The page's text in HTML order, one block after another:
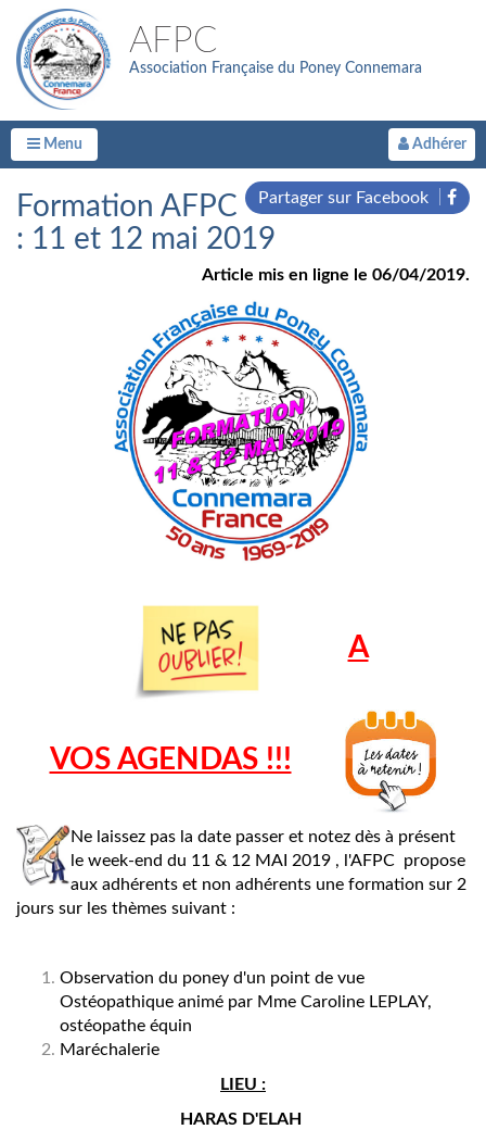
AFPC
Association Française du Poney Connemara
Menu Adhérer
Partager sur Facebook
Formation AFPC
: 11 et 12 mai 2019
Article mis en ligne le 06/04/2019.
A
VOS AGENDAS !!!
Ne laissez pas la date passer et notez dès à présent
le week-end du 11 & 12 MAI 2019 , l'AFPC propose
aux adhérents et non adhérents une formation sur 2
jours sur les thèmes suivant :
Observation du poney d'un point de vue
Ostéopathique animé par Mme Caroline LEPLAY,
ostéopathe équin
Maréchalerie
LIEU :
HARAS D'ELAH